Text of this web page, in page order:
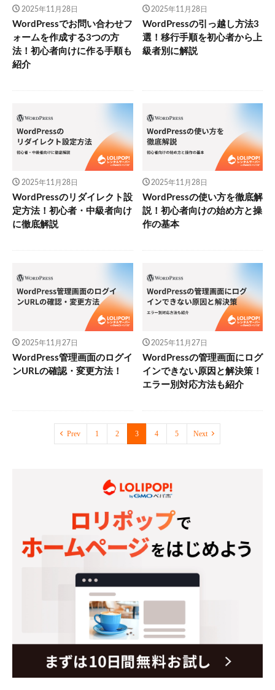
2025年11月28日
WordPressでお問い合わせフ
ォームを作成する3つの方
法！初心者向けに作る手順も
紹介
2025年11月28日
WordPressの引っ越し方法3
選！移行手順を初心者から上
級者別に解説
2025年11月28日
WordPressのリダイレクト設
定方法！初心者・中級者向け
に徹底解説
2025年11月28日
WordPressの使い方を徹底解
説！初心者向けの始め方と操
作の基本
2025年11月27日
WordPress管理画面のログイ
ンURLの確認・変更方法！
2025年11月27日
WordPressの管理画面にログ
インできない原因と解決策！
エラー別対応方法も紹介
Prev 1 2 3 4 5 Next